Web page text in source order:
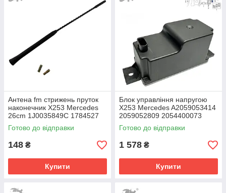
Антена fm стрижень пруток
наконечник X253 Mercedes
26cm 1J0035849C 1784527
100093610 90566812
1784011
Готово до відправки
148 ₴
Купити
Блок управління напругою
X253 Mercedes A2059053414
2059052809 2054400073
Готово до відправки
1 578 ₴
Купити